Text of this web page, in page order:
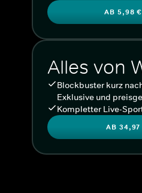
AB 5,98
Alles von
Blockbuster kurz
Exklusive und
Kompletter Live-
AB 34,97